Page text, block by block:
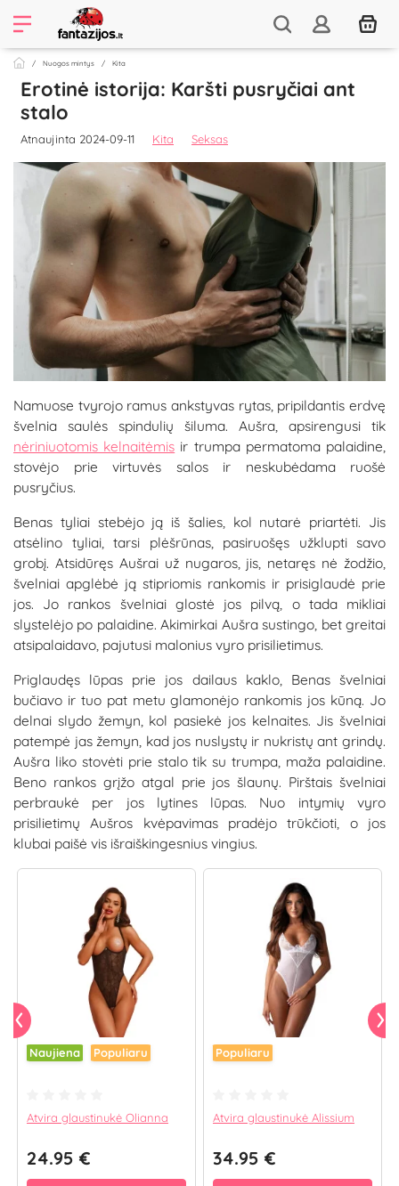
Nuogos mintys Kita
Erotinė istorija: Karšti pusryčiai ant
stalo
Atnaujinta 2024-09-11 Kita Seksas
Namuose tvyrojo ramus ankstyvas rytas, pripildantis erdvę
švelnia saulės spindulių šiluma. Aušra, apsirengusi tik
nėriniuotomis kelnaitėmis ir trumpa permatoma palaidine,
stovėjo prie virtuvės salos ir neskubėdama ruošė
pusryčius.
Benas tyliai stebėjo ją iš šalies, kol nutarė priartėti. Jis
atsėlino tyliai, tarsi plėšrūnas, pasiruošęs užklupti savo
grobį. Atsidūręs Aušrai už nugaros, jis, netaręs nė žodžio,
švelniai apglėbė ją stipriomis rankomis ir prisiglaudė prie
jos. Jo rankos švelniai glostė jos pilvą, o tada mikliai
slystelėjo po palaidine. Akimirkai Aušra sustingo, bet greitai
atsipalaidavo, pajutusi malonius vyro prisilietimus.
Priglaudęs lūpas prie jos dailaus kaklo, Benas švelniai
bučiavo ir tuo pat metu glamonėjo rankomis jos kūną. Jo
delnai slydo žemyn, kol pasiekė jos kelnaites. Jis švelniai
patempė jas žemyn, kad jos nuslystų ir nukristų ant grindų.
Aušra liko stovėti prie stalo tik su trumpa, maža palaidine.
Beno rankos grįžo atgal prie jos šlaunų. Pirštais švelniai
perbraukė per jos lytines lūpas. Nuo intymių vyro
prisilietimų Aušros kvėpavimas pradėjo trūkčioti, o jos
klubai paišė vis išraiškingesnius vingius.
Naujiena Populiaru
Atvira glaustinukė Olianna
24.95 €
Populiaru
Atvira glaustinukė Alissium
34.95 €